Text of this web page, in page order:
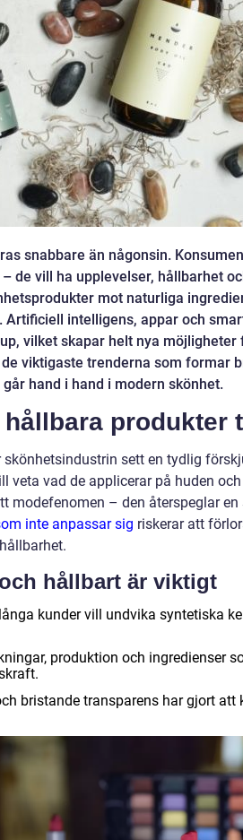
snabbare än någonsin.
de vill ha upplevelser, hållbarhet
mot naturliga
Artificiell intelligens, appar och
vilket skapar helt nya
viktigaste trenderna som formar
hand i hand i modern skönhet.
produkter
skönhetsindustrin sett en tydlig
veta vad de applicerar på huden
modefenomen – den återspeglar
inte anpassar sig riskerar att
hållbart är viktigt
kunder vill undvika syntetiska
produktion och ingredienser
bristande transparens har gjort